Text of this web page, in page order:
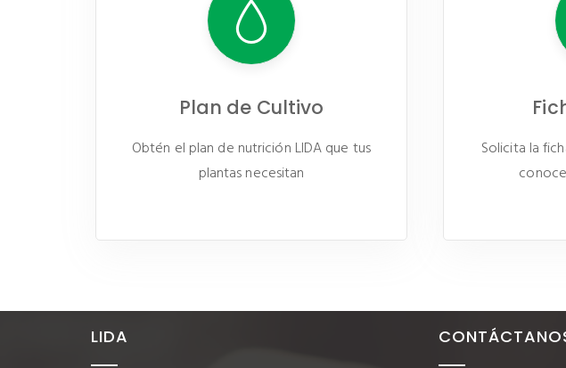
Plan de Cultivo
Obtén el plan de nutrición LIDA que tus
plantas necesitan
Solicita la
LIDA